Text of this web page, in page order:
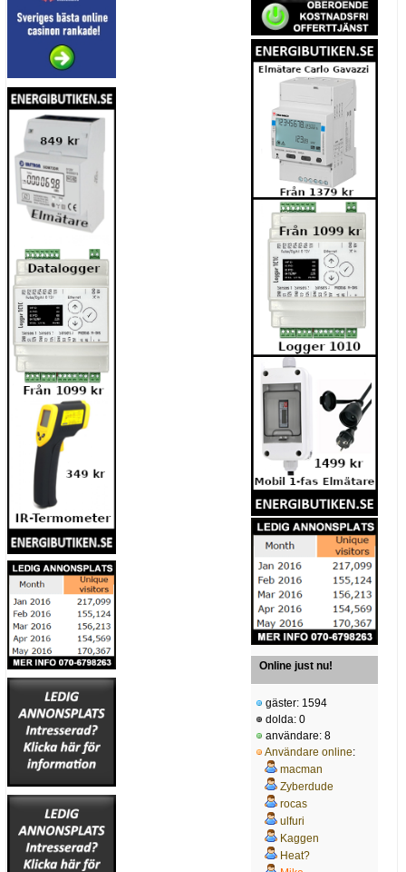
Online just nu!
gäster: 1594
dolda: 0
användare: 8
Användare online:
macman
Zyberdude
rocas
ulfuri
Kaggen
Heat?